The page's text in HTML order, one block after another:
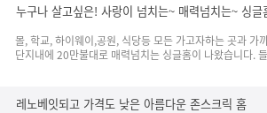
누구나 살고싶은! 사랑이 넘치는~ 매력넘치는~ 싱글
몰, 학교, 하이웨이,공원, 식당등 모든 가고자하는 곳과
단지내에 20만불대로 매력넘치는 싱글홈이 나왔습니다.
레노베잇되고 가격도 낮은 아름다운 존스크릭 홈